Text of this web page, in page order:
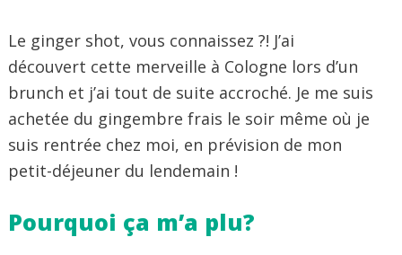
Le ginger shot, vous connaissez ?! J’ai
découvert cette merveille à Cologne lors d’un
brunch et j’ai tout de suite accroché. Je me suis
achetée du gingembre frais le soir même où je
suis rentrée chez moi, en prévision de mon
petit-déjeuner du lendemain !
Pourquoi ça m’a plu?